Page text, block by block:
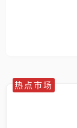
热点市场